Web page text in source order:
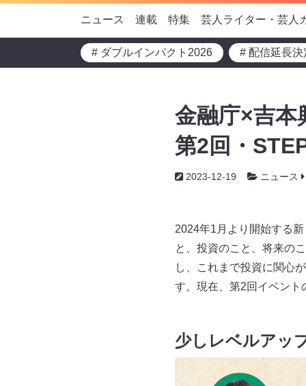
ニュース 連載 特集 芸人ライター・芸人
# ダブルインパクト2026 # 配信延長決
金融庁×吉本
第2回・
2023-12-19 ニュース
2024年1月より開始する
と、投資のこと、将来の
し、これまで投資に関心
す。現在、第2回イベント
少しレベルアッ